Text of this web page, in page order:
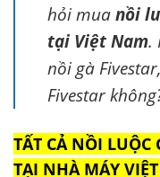
hỏi muanồi
tại Việt Nam.
nồi gà
Fivestar
TẤT CẢ NỒI LUỘC
TẠI NHÀ MÁY